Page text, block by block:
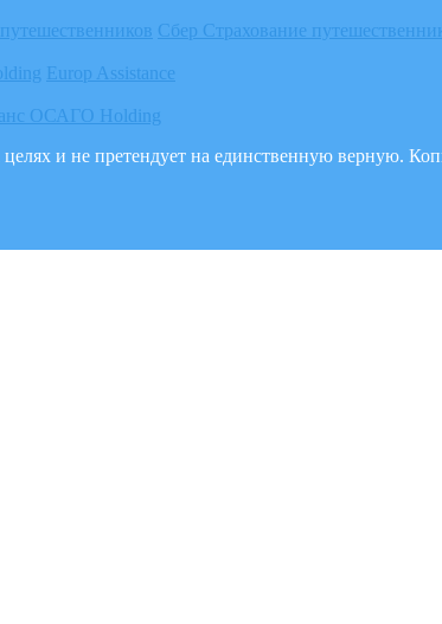
Сбер Страхование
Europ Assistance
ОСАГО Holding
и не претендует на единственную верную.